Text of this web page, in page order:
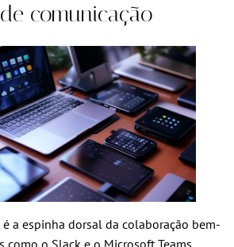
comunicação
a espinha dorsal da colaboração bem-
como o Slack e o Microsoft Teams